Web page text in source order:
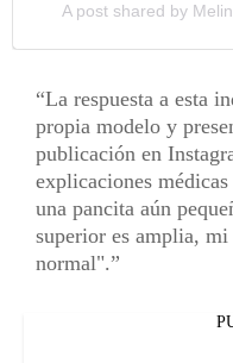
A post shared by
La respuesta a esta
propia modelo y
publicación en
explicaciones
una pancita aún
superior es amplia,
normal".